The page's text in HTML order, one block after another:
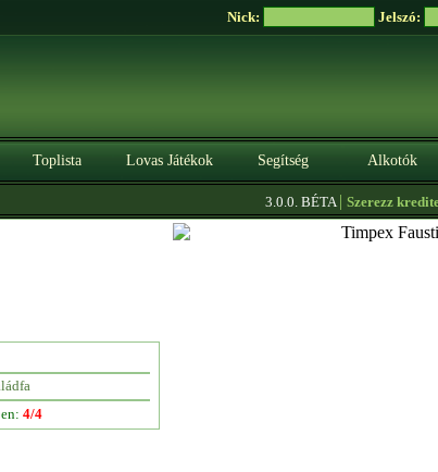
Nick: Jelszó:
Toplista Lovas Játékok Segítség Alkotók
3.0.0. BÉTA|Szerezz kreditet
4/4